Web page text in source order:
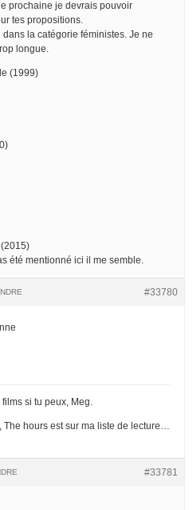
prochaine je devrais pouvoir
tes propositions.
la catégorie féministes. Je ne
longue.
(1999)
été mentionné ici il me semble.
#33780
si tu peux, Meg.
hours est sur ma liste de lecture…
#33781